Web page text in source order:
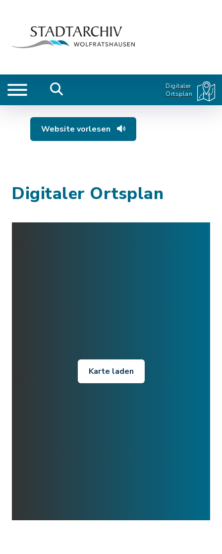
Digitaler
Ortsplan
Website vorlesen
Digitaler Ortsplan
Karte laden